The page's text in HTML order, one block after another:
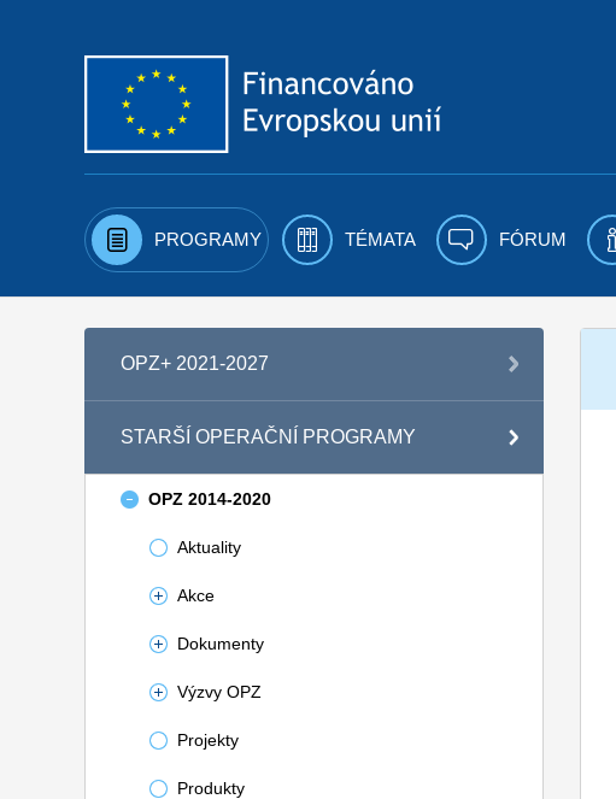
PROGRAMY TÉMATA FÓRUM
OPZ+ 2021-2027
STARŠÍ OPERAČNÍ PROGRAMY
OPZ 2014-2020
Aktuality
Akce
Dokumenty
Výzvy OPZ
Projekty
Produkty